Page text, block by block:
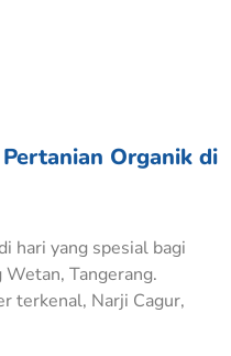
Organik di
hari yang spesial bagi
Tangerang.
terkenal, Narji Cagur,